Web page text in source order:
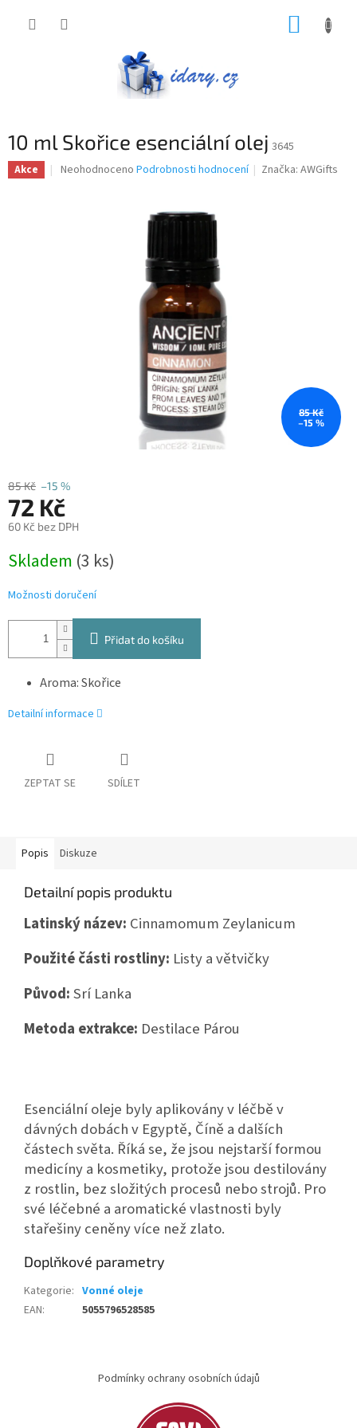
10 ml Skořice esenciální olej 3645
Akce
Průměrné
Neohodnoceno Podrobnosti hodnocení Značka:AWGifts
85 Kč
–15 %
85 Kč –15 %
72 Kč
60 Kč bez DPH
cena:
Skladem (3 ks)
Možnosti doručení
Přidat do košíku
Aroma: Skořice
Detailní informace
ZEPTAT SE SDÍLET
Popis Diskuze
Detailní popis produktu
Latinský název: Cinnamomum Zeylanicum
Použité části rostliny: Listy a větvičky
Původ:Srí Lanka
Metoda extrakce: Destilace Párou
Esenciální oleje byly aplikovány v léčbě v
dávných dobách v Egyptě, Číně a dalších
částech světa. Říká se, že jsou nejstarší formou
medicíny a kosmetiky, protože jsou destilovány
z rostlin, bez složitých procesů nebo strojů. Pro
své léčebné a aromatické vlastnosti byly
stařešiny ceněny více než zlato.
Doplňkové parametry
Kategorie: Vonné oleje
EAN: 5055796528585
Podmínky ochrany osobních údajů